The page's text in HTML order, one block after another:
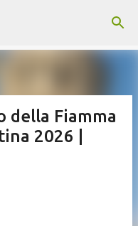
della Fiamma
2026 |